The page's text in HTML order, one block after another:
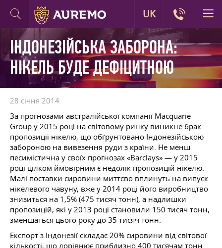
ІНДОНЕЗІЙСЬКА ЗАБОРОНА:
НІКЕЛЬ БУДЕ ДЕФІЦИТНОЮ
28 січня 2014
За прогнозами австралійської компанії Macquarie
Group у 2015 році на світовому ринку виникне брак
пропозиції нікелю, що обґрунтовано Індонезійською
забороною на вивезення руди з країни. Не менш
песимістична у своїх прогнозах «Barclays» — у 2015
році цілком ймовірним є недолік пропозицій нікелю.
Малі поставки сировини миттєво вплинуть на випуск
нікелевого чавуну, вже у 2014 році його виробництво
знизиться на 1,5% (475 тисяч тонн), а надлишки
пропозицій, які у 2013 році становили 150 тисяч тонн,
зменшаться цього року до 35 тисяч тонн.
Експорт з Індонезії складає 20% сировини від світової
кількості, що дорівнює приблизно 400 тисячам тонн
UK